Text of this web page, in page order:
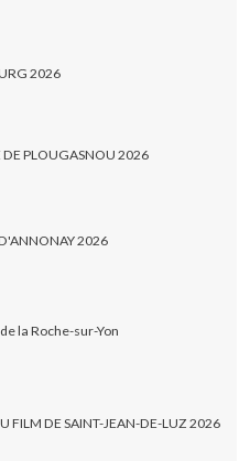
2026
DE PLOUGASNOU 2026
2026
la Roche-sur-Yon
FILM DE SAINT-JEAN-DE-LUZ 2026